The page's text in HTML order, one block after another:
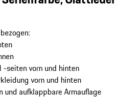
seiten vorn und hinten
vorn und hinten
aufklappbare Armauflage